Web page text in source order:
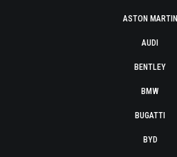
ASTON MARTIN
AUDI
BENTLEY
BMW
BUGATTI
BYD